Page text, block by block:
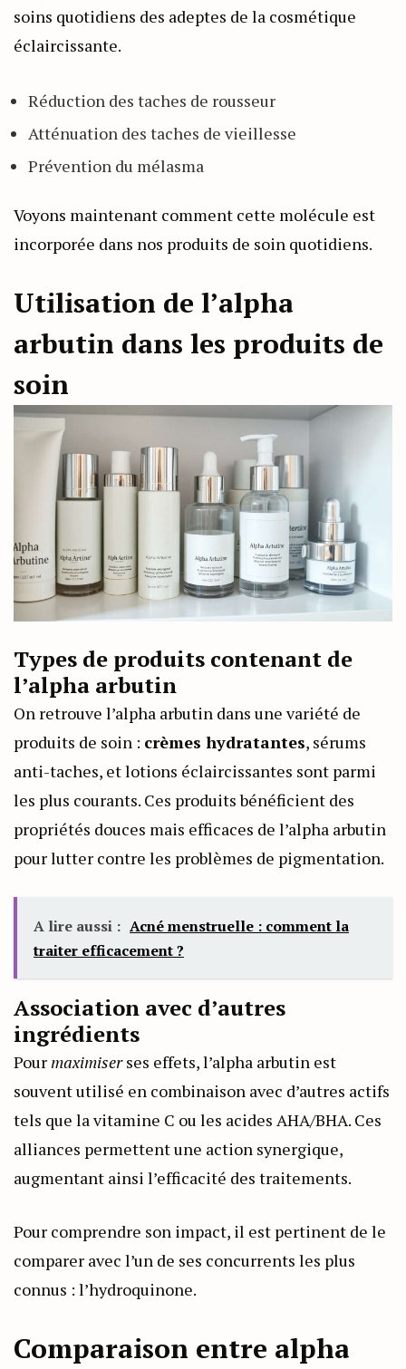
soins quotidiens des adeptes de la cosmétique
éclaircissante.
Réduction des taches de rousseur
Atténuation des taches de vieillesse
Prévention du mélasma
Voyons maintenant comment cette molécule est
incorporée dans nos produits de soin quotidiens.
Utilisation de l’alpha
arbutin dans les produits de
soin
Types de produits contenant de
l’alpha arbutin
On retrouve l’alpha arbutin dans une variété de
produits de soin : crèmes hydratantes, sérums
anti-taches, et lotions éclaircissantes sont parmi
les plus courants. Ces produits bénéficient des
propriétés douces mais efficaces de l’alpha arbutin
pour lutter contre les problèmes de pigmentation.
A lire aussi : Acné menstruelle : comment la
traiter efficacement ?
Association avec d’autres
ingrédients
Pourmaximiserses effets, l’alpha arbutin est
souvent utilisé en combinaison avec d’autres actifs
tels que la vitamine C ou les acides AHA/BHA. Ces
alliances permettent une action synergique,
augmentant ainsi l’efficacité des traitements.
Pour comprendre son impact, il est pertinent de le
comparer avec l’un de ses concurrents les plus
connus : l’hydroquinone.
Comparaison entre alpha